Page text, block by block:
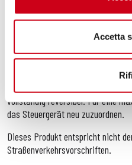
Accetta
gefertigt, um diebeste
zu gewährleisten und wird mit
hergestellt,
Hand in einer geschützten
Die Installation des Kits ist
vollständig reversibel. Für eine
das Steuergerät neu zuzuordnen.
Dieses Produkt entspricht nicht
Straßenverkehrsvorschriften.